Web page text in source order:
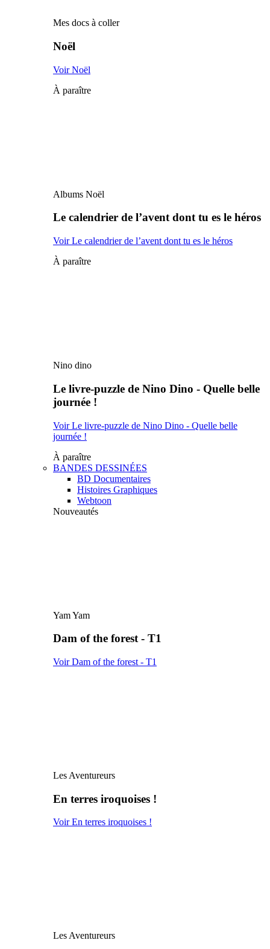
Mes docs à coller
Noël
Voir Noël
À paraître
Albums Noël
Le calendrier de l’avent dont tu es le héros
Voir Le calendrier de l’avent dont tu es le héros
À paraître
Nino dino
Le livre-puzzle de Nino Dino - Quelle belle
journée !
Voir Le livre-puzzle de Nino Dino - Quelle belle
journée !
À paraître
BANDES DESSINÉES
BD Documentaires
Histoires Graphiques
Webtoon
Nouveautés
Yam Yam
Dam of the forest - T1
Voir Dam of the forest - T1
Les Aventureurs
En terres iroquoises !
Voir En terres iroquoises !
Les Aventureurs